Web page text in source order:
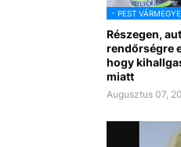
- PEST VÁRMEGYE
Részegen,
rendőrségre
hogy
miatt
Augusztus 07,